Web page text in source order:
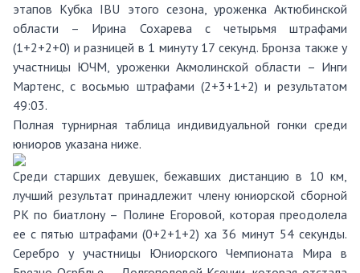
этапов Кубка IBU этого сезона, уроженка Актюбинской
области – Ирина Сохарева с четырьмя штрафами
(1+2+2+0) и разницей в 1 минуту 17 секунд. Бронза также у
участницы ЮЧМ, уроженки Акмолинской области – Инги
Мартенс, с восьмью штрафами (2+3+1+2) и результатом
49:03.
Полная турнирная таблица индивидуальной гонки среди
юниоров указана ниже.
Среди старших девушек, бежавших дистанцию в 10 км,
лучший результат принадлежит члену юниорской сборной
РК по биатлону – Полине Егоровой, которая преодолела
ее с пятью штрафами (0+2+1+2) ха 36 минут 54 секунды.
Серебро у участницы Юниорского Чемпионата Мира в